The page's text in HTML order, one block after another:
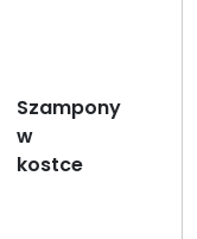
Szampony
w
kostce